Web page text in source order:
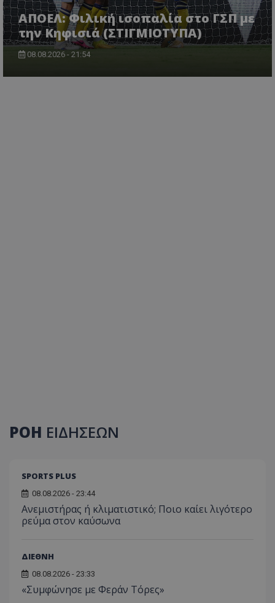
ΑΠΟΕΛ: Φιλική ισοπαλία στο ΓΣΠ με
την Κηφισιά (ΣΤΙΓΜΙΟΤΥΠΑ)
08.08.2026 - 21:54
ΡΟΗ ΕΙΔΗΣΕΩΝ
SPORTS PLUS
08.08.2026 - 23:44
Ανεμιστήρας ή κλιματιστικό; Ποιο καίει λιγότερο
ρεύμα στον καύσωνα
ΔΙΕΘΝΗ
08.08.2026 - 23:33
«Συμφώνησε με Φεράν Τόρες»